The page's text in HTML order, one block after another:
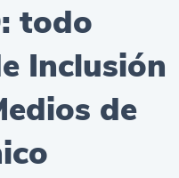
todo
Inclusión
de